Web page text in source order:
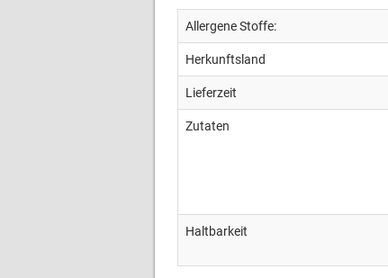
Allergene Stoffe:
Herkunftsland
Lieferzeit
Zutaten
Haltbarkeit